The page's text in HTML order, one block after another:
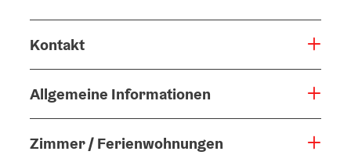
Kontakt
Allgemeine Informationen
Zimmer / Ferienwohnungen